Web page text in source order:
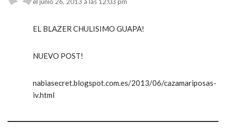
el junio 26, 2013 a las 12:03 pm
EL BLAZER CHULISIMO GUAPA!
NUEVO POST!
nabiasecret.blogspot.com.es/2013/06/cazamariposas-
iv.html